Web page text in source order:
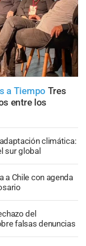
a Tiempo Tres
entre los
climática:
sur global
a Chile con agenda
del
falsas denuncias